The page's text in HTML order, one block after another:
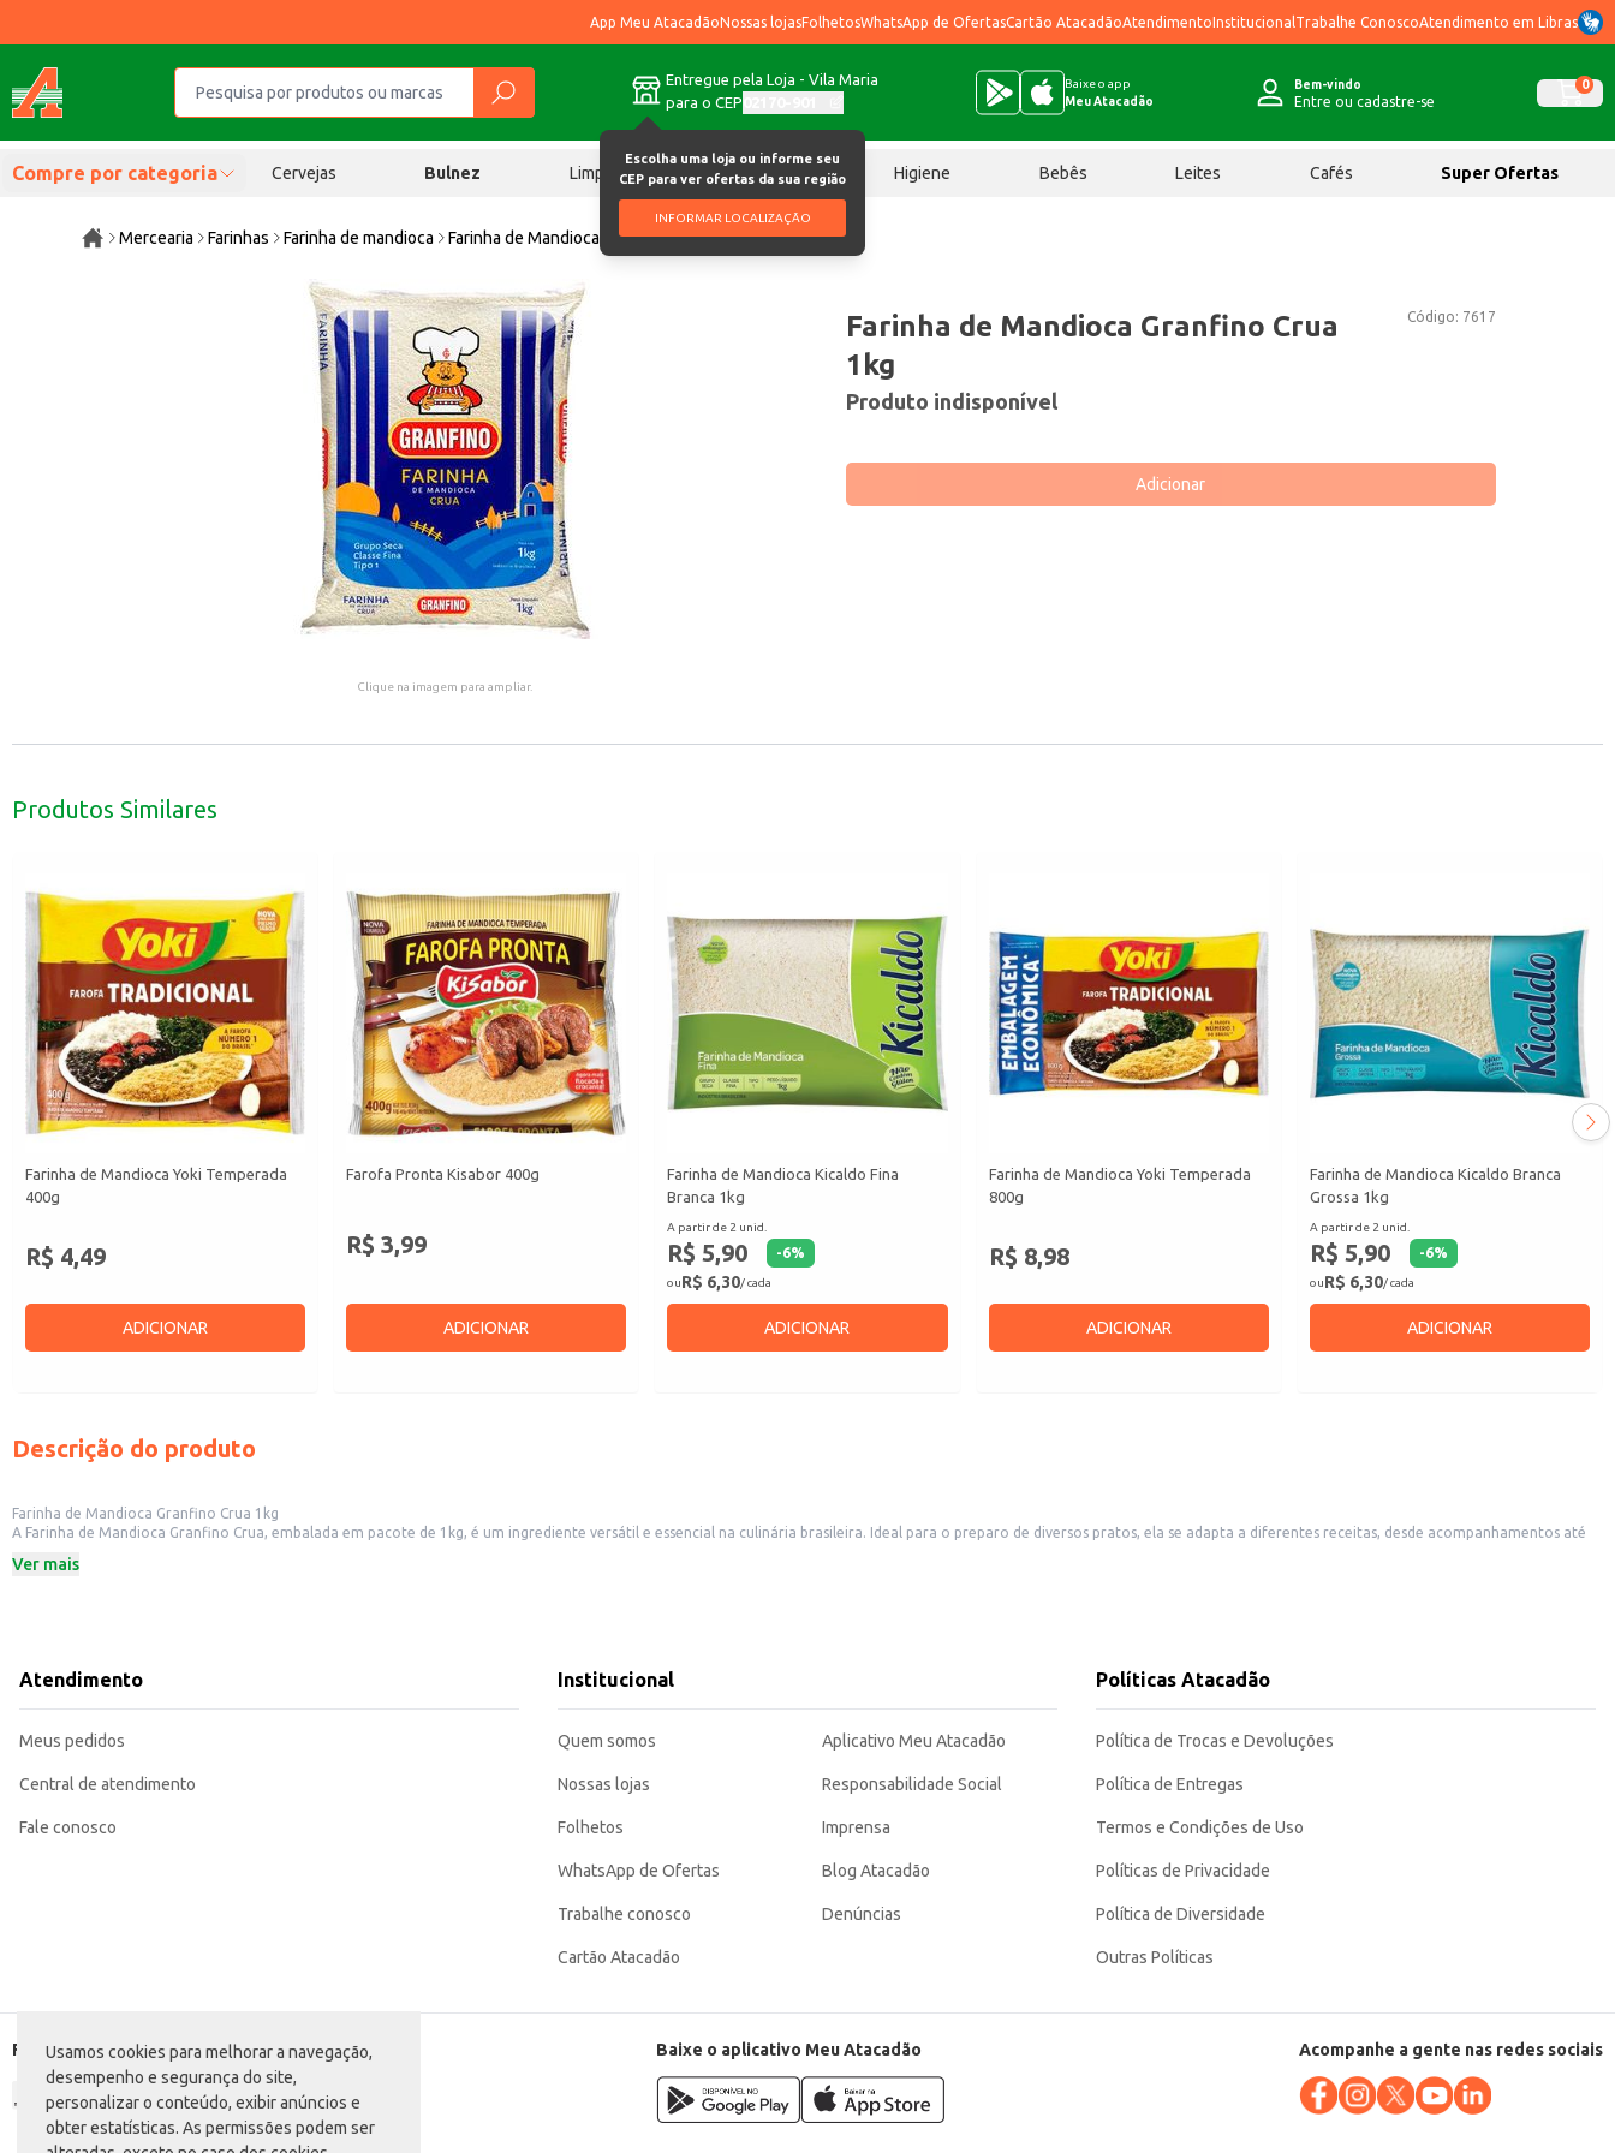
Usamos cookies para melhorar a navegação,
desempenho e segurança do site,
personalizar o conteúdo, exibir anúncios e
obter estatísticas. As permissões podem ser
App Meu AtacadãoNossas lojasFolhetosWhatsApp de OfertasCartão AtacadãoAtendimentoInstitucional Trabalhe ConoscoAtendimento em Libras
Entregue pela Loja - Vila Maria
para o CEP
Escolha uma loja ou informe seu
CEP para ver ofertas da sua região
INFORMAR LOCALIZAÇÃO
Baixe o app
Meu Atacadão
Bem-vindo
Entre ou cadastre-se
0
Compre por categoria Cervejas Bulnez Limpeza Chocolates Higiene Bebês Leites Cafés Super Ofertas
Mercearia Farinhas Farinha de mandioca Farinha de Mandioca Granfino Crua 1kg
Clique na imagem para ampliar.
Código: 7617
Farinha de Mandioca Granfino Crua
1kg
Produto indisponível
Adicionar
Produtos Similares
Farinha de Mandioca Yoki Temperada
400g
R$ 4,49
ADICIONAR
Farofa Pronta Kisabor 400g
R$ 3,99
ADICIONAR
Farinha de Mandioca Kicaldo Fina
Branca 1kg
A partir de 2 unid.
R$ 5,90 -6%
ouR$ 6,30/ cada
ADICIONAR
Farinha de Mandioca Yoki Temperada
800g
R$ 8,98
ADICIONAR
Farinha de Mandioca Kicaldo Branca
Grossa 1kg
A partir de 2 unid.
R$ 5,90 -6%
ouR$ 6,30/ cada
ADICIONAR
Descrição do produto
Farinha de Mandioca Granfino Crua 1kg
A Farinha de Mandioca Granfino Crua, embalada em pacote de 1kg, é um ingrediente versátil e essencial na culinária brasileira. Ideal para o preparo de diversos pratos, ela se adapta a diferentes receitas, desde acompanhamentos até
Dicas de Uso:
A Farinha de Mandioca Granfino Crua 1kg é uma escolha prática e econômica para quem busca qualidade e sabor em suas receitas, oferecendo um ótimo custo-benefício para o seu negócio ou para o uso diário em sua casa.
Ver mais
Atendimento
Meus pedidos
Central de atendimento
Fale conosco
Institucional
Quem somos
Nossas lojas
Folhetos
WhatsApp de Ofertas
Trabalhe conosco
Cartão Atacadão
Aplicativo Meu Atacadão
Responsabilidade Social
Imprensa
Blog Atacadão
Denúncias
Políticas Atacadão
Política de Trocas e Devoluções
Política de Entregas
Termos e Condições de Uso
Políticas de Privacidade
Política de Diversidade
Outras Políticas
Formas de pagamento Baixe o aplicativo Meu Atacadão Acompanhe a gente nas redes sociais